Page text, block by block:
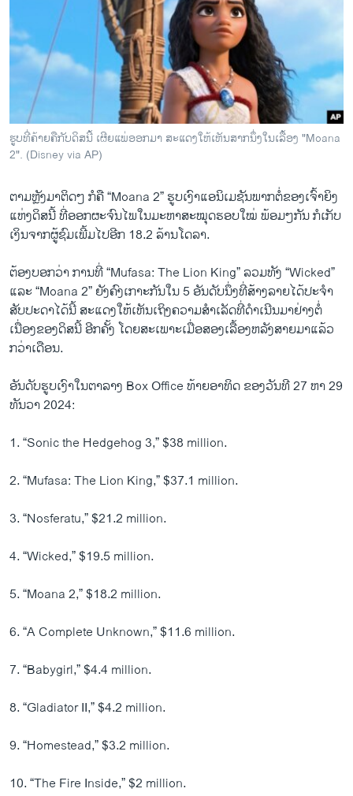
ຮູບທີ່ຄ້າຍຄືກັບດິສນີ້ ເຜີຍແພ່ອອກມາ ສະແດງໃຫ້ເຫັນສາກນຶ່ງໃນເລື້ອງ "Moana
2". (Disney via AP)
ຕາມຫຼັງມາຕິດໆ ກໍຄື “Moana 2” ຮູບເງົາແອນິເມຊັນພາກຕໍ່ຂອງເຈົ້າຍິງ
ແຫ່ງດິສນີ້ ທີ່ອອກຜະຈົນໄພໃນມະຫາສະໝຸດຮອບໃໝ່ ພ້ອມໆກັນ ກໍເກັບ
ເງິນຈາກຜູ້ຊົມເພີ້ມໄປອີກ 18.2 ລ້ານໂດລາ.
ຕ້ອງບອກວ່າ ການທີ່ “Mufasa: The Lion King” ລວມທັງ “Wicked”
ແລະ “Moana 2” ຍັງຄົງເກາະກັນໃນ 5 ອັນດັບນຶ່ງທີ່ສ້າງລາຍໄດ້ປະຈຳ
ສັບປະດາໄດ້ນີ້ ສະແດງໃຫ້ເຫັນເຖິງຄວາມສຳເລັດທີ່ດຳເນີນມາຢ່າງຕໍ່
ເນື່ອງຂອງດິສນີ້ ອີກຄັ້ງ ໂດຍສະເພາະເມື່ອສອງເລື້ອງຫລັງສາຍມາແລ້ວ
ກວ່າເດືອນ.
ອັນດັບຮູບເງົາໃນຕາລາງ Box Office ທ້າຍອາທິດ ຂອງວັນທີ 27 ຫາ 29
ທັນວາ 2024:
1. “Sonic the Hedgehog 3,” $38 million.
2. “Mufasa: The Lion King,” $37.1 million.
3. “Nosferatu,” $21.2 million.
4. “Wicked,” $19.5 million.
5. “Moana 2,” $18.2 million.
6. “A Complete Unknown,” $11.6 million.
7. “Babygirl,” $4.4 million.
8. “Gladiator II,” $4.2 million.
9. “Homestead,” $3.2 million.
10. “The Fire Inside,” $2 million.